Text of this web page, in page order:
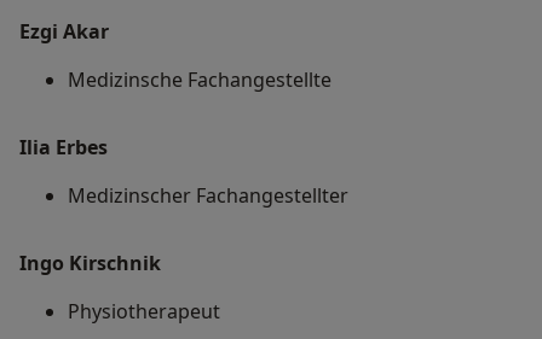
Ezgi Akar
Medizinsche Fachangestellte
Ilia Erbes
Medizinscher Fachangestellter
Ingo Kirschnik
Physiotherapeut